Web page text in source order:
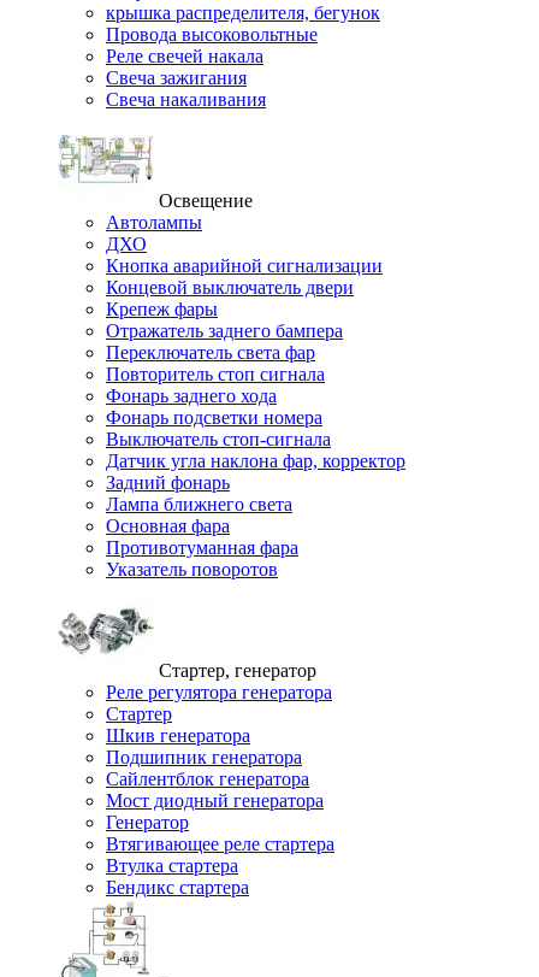
крышка распределителя, бегунок
Провода высоковольтные
Реле свечей накала
Свеча зажигания
Свеча накаливания
Освещение
Автолампы
ДХО
Кнопка аварийной сигнализации
Концевой выключатель двери
Крепеж фары
Отражатель заднего бампера
Переключатель света фар
Повторитель стоп сигнала
Фонарь заднего хода
Фонарь подсветки номера
Выключатель стоп-сигнала
Датчик угла наклона фар, корректор
Задний фонарь
Лампа ближнего света
Основная фара
Противотуманная фара
Указатель поворотов
Стартер, генератор
Реле регулятора генератора
Стартер
Шкив генератора
Подшипник генератора
Сайлентблок генератора
Мост диодный генератора
Генератор
Втягивающее реле стартера
Втулка стартера
Бендикс стартера